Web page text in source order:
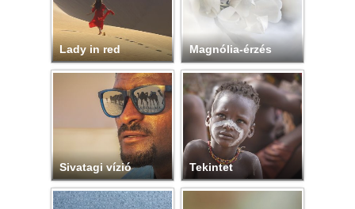
Lady in red Magnólia-érzés
Sivatagi vízió Tekintet